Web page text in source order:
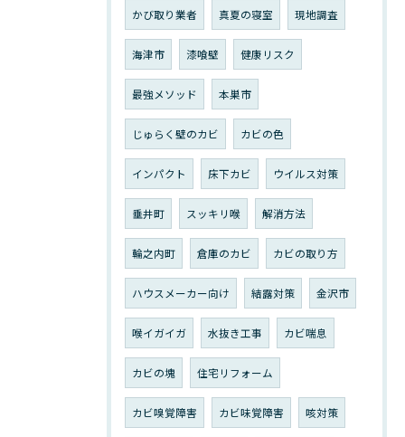
かび取り業者 真夏の寝室 現地調査
海津市 漆喰壁 健康リスク
最強メソッド 本巣市
じゅらく壁のカビ カビの色
インパクト 床下カビ ウイルス対策
垂井町 スッキリ喉 解消方法
輪之内町 倉庫のカビ カビの取り方
ハウスメーカー向け 結露対策 金沢市
喉イガイガ 水抜き工事 カビ喘息
カビの塊 住宅リフォーム
カビ嗅覚障害 カビ味覚障害 咳対策